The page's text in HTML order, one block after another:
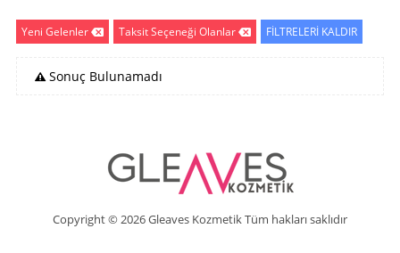
Yeni Gelenler Taksit Seçeneği Olanlar FİLTRELERİ KALDIR
Sonuç Bulunamadı
Copyright © 2026 Gleaves Kozmetik Tüm hakları saklıdır